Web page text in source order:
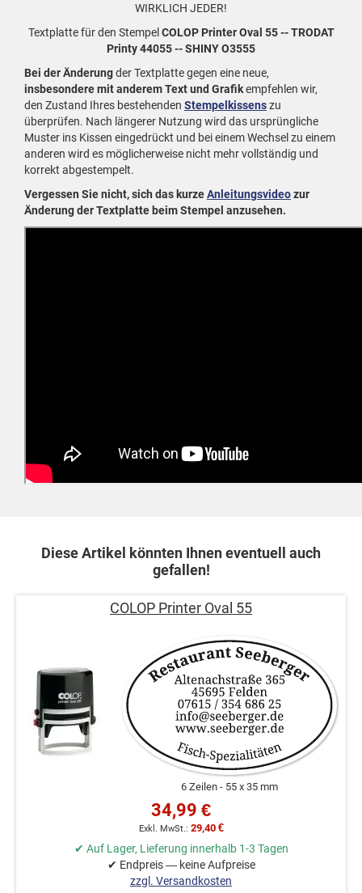
WIRKLICH JEDER!
Textplatte für den Stempel COLOP Printer Oval 55 -- TRODAT
Printy 44055 -- SHINY O3555
Bei der Änderungder Textplatte gegen eine neue,
insbesondere mit anderem Text und Grafikempfehlen wir,
den Zustand Ihres bestehenden Stempelkissenszu
überprüfen. Nach längerer Nutzung wird das ursprüngliche
Muster ins Kissen eingedrückt und bei einem Wechsel zu einem
anderen wird es möglicherweise nicht mehr vollständig und
korrekt abgestempelt.
Vergessen Sie nicht, sich das kurzeAnleitungsvideozur
Änderung der Textplatte beim Stempel anzusehen.
Diese Artikel könnten Ihnen eventuell auch
gefallen!
COLOP Printer Oval 55
6 Zeilen 55 x 35 mm
34,99 €
29,40 €
✔ Auf Lager, Lieferung innerhalb 1-3 Tagen
✔ Endpreis — keine Aufpreise
zzgl. Versandkosten